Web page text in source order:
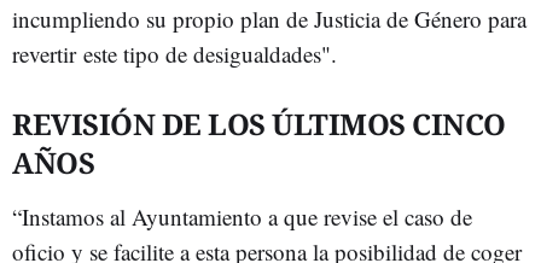
incumpliendo su propio plan de Justicia de Género para
revertir este tipo de desigualdades".
REVISIÓN DE LOS ÚLTIMOS CINCO
AÑOS
“Instamos al Ayuntamiento a que revise el caso de
oficio y se facilite a esta persona la posibilidad de coger